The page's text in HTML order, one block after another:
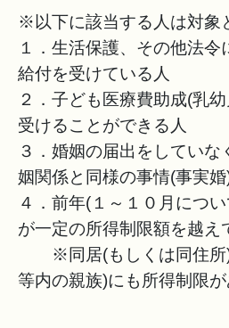
※以下に該当する人は対象
１．生活保護、その他法
給付を受けている人
２．子ども医療費助成(乳
受けることができる人
３．婚姻の届出をしてい
姻関係と同様の事情(事実婚
４．前年(１～１０月につ
が一定の所得制限額を越え
※同居(もしくは同住所)
等内の親族)にも所得制限が